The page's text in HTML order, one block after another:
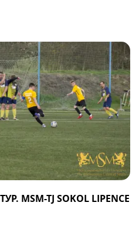
MSM-TJ SOKOL LIPENCE